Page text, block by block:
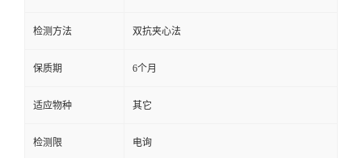
检测方法 双抗夹心法
保质期 6个月
适应物种 其它
检测限 电询